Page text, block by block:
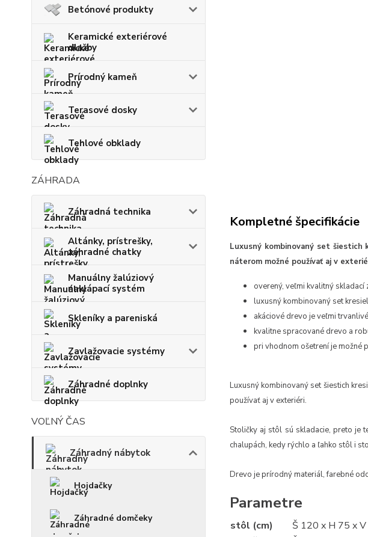
Betónové produkty
Keramické exteriérové
dlažby
Prírodný kameň
Terasové dosky
Tehlové obklady
ZÁHRADA
Záhradná technika
Altánky, prístrešky,
záhradné chatky
Manuálny žalúziový
naklápací systém
Skleníky a pareniská
Zavlažovacie systémy
Záhradné doplnky
VOĽNÝ ČAS
Záhradný nábytok
Hojdačky
Záhradné domčeky
Kompletné špecifikácie
Luxusný kombinovaný set
náterom možné používať aj v
overený, veľmi kvalitný
luxusný kombinovaný set
akáciové drevo je veľmi
kvalitne spracované drevo a
pri vhodnom ošetrení je možné
Luxusný kombinovaný set šiestich
používať aj v exteriéri.
Stoličky aj stôl sú skladacie, preto je
chalupách, kedy rýchlo a ľahko stôl i
Drevo je prírodný materiál, farebné
Parametre
stôl (cm)
Š 120 x H 75 x